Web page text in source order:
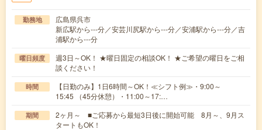
勤務地
広島県呉市
新広駅から---分／安芸川尻駅から---分／安浦駅から---分／吉
浦駅から---分
曜日頻度
週3日～OK！ ★曜日固定の相談OK！ ★ご希望の曜日をご相
談ください！
時間
【日勤のみ】1日6時間～OK！≪シフト例≫・9:00～
15:45 （45分休憩）・11:00～17:…
期間
2ヶ月～ ■ご応募から最短3日後に開始可能 8月～、9月ス
タートもOK！